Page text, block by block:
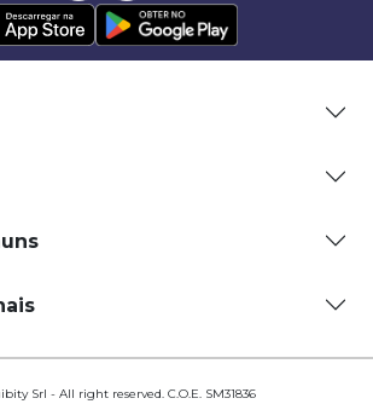
Srl - All right reserved. C.O.E. SM31836